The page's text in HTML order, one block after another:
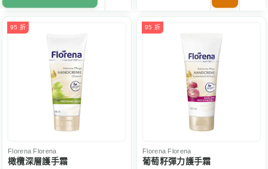
95 折
Florena Florena
橄欖深層護手霜
95 折
Florena Florena
葡萄籽彈力護手霜